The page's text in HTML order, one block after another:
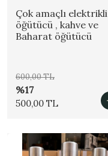
Çok amaçlı elektrikli
öğütücü , kahve ve
Baharat öğütücü
600,00 TL
%17
500,00 TL